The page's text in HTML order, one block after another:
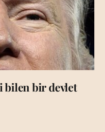
bilen bir devlet